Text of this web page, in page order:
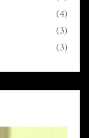
(4)
(3)
(3)